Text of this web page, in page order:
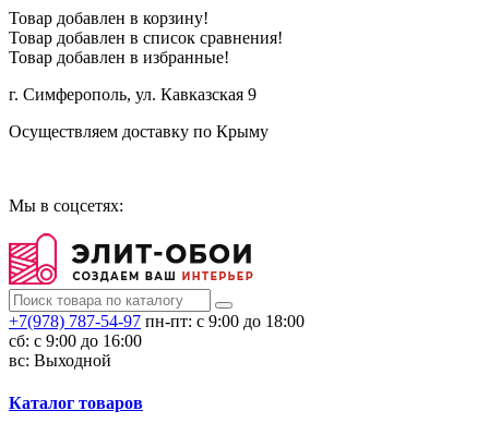
Товар добавлен в корзину!
Товар добавлен в список сравнения!
Товар добавлен в избранные!
г. Симферополь, ул. Кавказская 9
Осуществляем доставку по Крыму
Мы в соцсетях:
+7(978) 787-54-97 пн-пт: с 9:00 до 18:00
сб: c 9:00 до 16:00
вс: Выходной
Каталог товаров